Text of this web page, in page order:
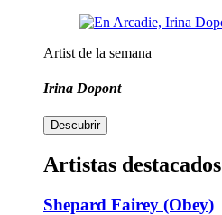
Artist de la semana
Irina Dopont
Descubrir
Artistas destacados
Shepard Fairey (Obey)